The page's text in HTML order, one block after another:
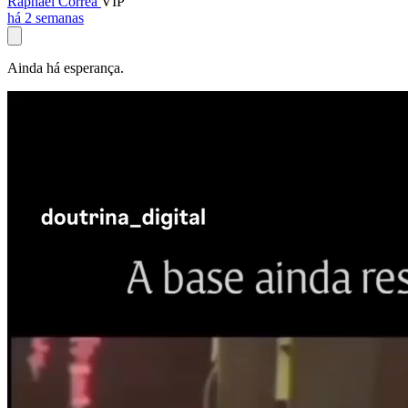
há 2 semanas
Ainda há esperança.